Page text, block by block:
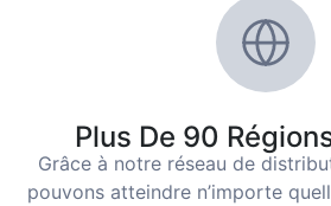
Plus De 90
Grâce à notre réseau de
pouvons atteindre n’importe